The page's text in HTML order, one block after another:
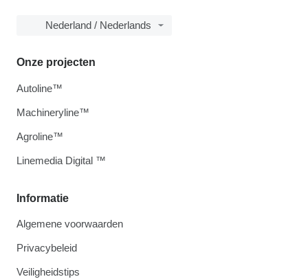
Nederland / Nederlands
Informatie
Algemene voorwaarden
Privacybeleid
Veiligheidstips
Onze projecten
Autoline™
Machineryline™
Agroline™
Linemedia Digital ™